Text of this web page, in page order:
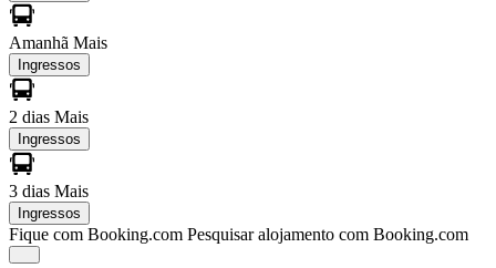
Amanhã Mais
Ingressos
2 dias Mais
Ingressos
3 dias Mais
Ingressos
Fique com Booking.com Pesquisar alojamento com Booking.com